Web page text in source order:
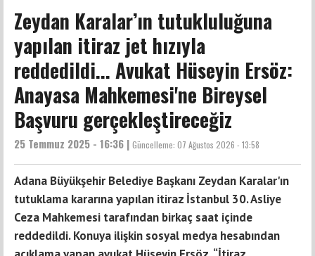
Zeydan Karalar’ın tutukluluğuna
yapılan itiraz jet hızıyla
reddedildi... Avukat Hüseyin Ersöz:
Anayasa Mahkemesi'ne Bireysel
Başvuru gerçekleştireceğiz
25 Temmuz 2025 - 16:36 | Güncelleme: 07 Ağustos 2026 - 13:58
Adana Büyükşehir Belediye Başkanı Zeydan Karalar'ın
tutuklama kararına yapılan itiraz İstanbul 30. Asliye
Ceza Mahkemesi tarafından birkaç saat içinde
reddedildi. Konuya ilişkin sosyal medya hesabından